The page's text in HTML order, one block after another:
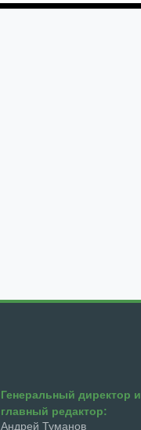
Генеральный директор и
главный редактор:
Андрей Туманов